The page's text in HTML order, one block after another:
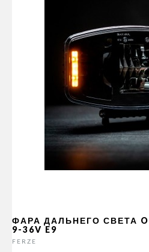
ФАРА ДАЛЬНЕГО СВЕТА
9-36V E9
FERZE